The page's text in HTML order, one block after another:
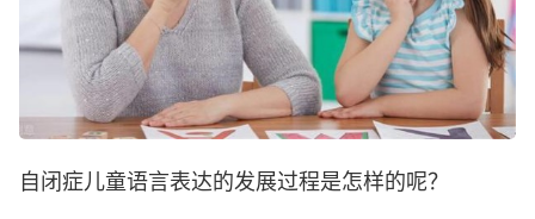
自闭症儿童语言表达的发展过程是怎样的呢？